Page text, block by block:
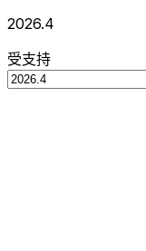
2026.4
受支持